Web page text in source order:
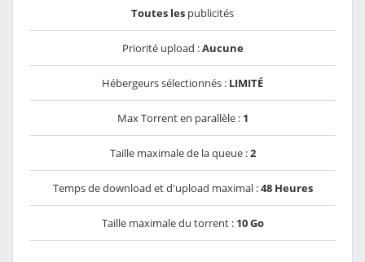
Toutes les publicités
Priorité upload :Aucune
Hébergeurs sélectionnés : LIMITÉ
Max Torrent en parallèle : 1
Taille maximale de la queue :2
Temps de download et d'upload maximal :48 Heures
Taille maximale du torrent : 10 Go